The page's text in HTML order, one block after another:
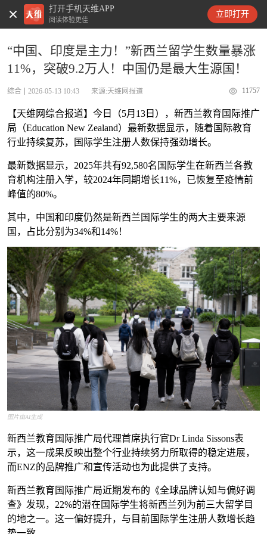
打开手机天维APP
阅读体验更佳
立即打开
天维新闻
“中国、印度是主力！”新西兰留学生数量暴涨
11%，突破9.2万人！中国仍是最大生源国！
综合 2026-05-13 10:43 来源:天维网报道 11757
【天维网综合报道】今日（5月13日），新西兰教育国际推广
局（Education New Zealand）最新数据显示，随着国际教育
行业持续复苏，国际学生注册人数保持强劲增长。
最新数据显示，2025年共有92,580名国际学生在新西兰各教
育机构注册入学，较2024年同期增长11%，已恢复至疫情前
峰值的80%。
其中，中国和印度仍然是新西兰国际学生的两大主要来源
国，占比分别为34%和14%！
图片由AI生成
新西兰教育国际推广局代理首席执行官Dr Linda Sissons表
示，这一成果反映出整个行业持续努力所取得的稳定进展，
而ENZ的品牌推广和宣传活动也为此提供了支持。
新西兰教育国际推广局近期发布的《全球品牌认知与偏好调
查》发现，22%的潜在国际学生将新西兰列为前三大留学目
的地之一。这一偏好提升，与目前国际学生注册人数增长趋